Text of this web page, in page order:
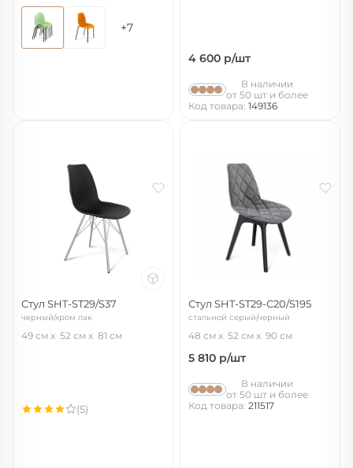
+7
4 600 р/шт
В наличии
от 50 шт и более
Код товара: 149136
Стул SHT-ST29/S37
черный/хром лак
49 см 52 см 81 см
(5)
Стул SHT-ST29-С20/S195
стальной серый/черный
48 см 52 см 90 см
5 810 р/шт
В наличии
от 50 шт и более
Код товара: 211517